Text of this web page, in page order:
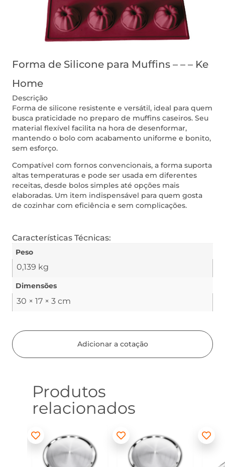
Forma de Silicone para Muffins – – – Ke
Home
Descrição
Forma de silicone resistente e versátil, ideal para quem
busca praticidade no preparo de muffins caseiros. Seu
material flexível facilita na hora de desenformar,
mantendo o bolo com acabamento uniforme e bonito,
sem esforço.
Compatível com fornos convencionais, a forma suporta
altas temperaturas e pode ser usada em diferentes
receitas, desde bolos simples até opções mais
elaboradas. Um item indispensável para quem gosta
de cozinhar com eficiência e sem complicações.
Características Técnicas:
Peso
0,139 kg
Dimensões
30 × 17 × 3 cm
Adicionar a cotação
Produtos
relacionados